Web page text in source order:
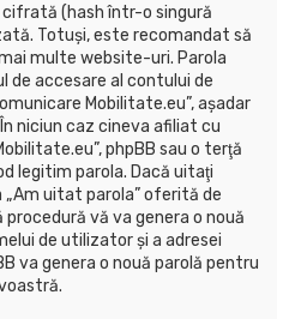
(hash într-o singură
Totuşi, este recomandat să
multe website-uri. Parola
de accesare al contului de
Mobilitate.eu”, aşadar
niciun caz cineva afiliat cu
phpBB sau o terţă
legitim parola. Dacă uitaţi
uitat parola” oferită de
vă va genera o nouă
de utilizator şi a adresei
va genera o nouă parolă pentru